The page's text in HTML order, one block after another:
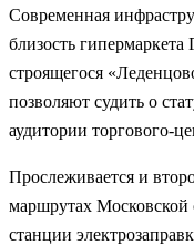
Современная
близость гипермаркета
строящегося
позволяют судить о
аудитории торгового-
Прослеживается и
маршрутах Московской
станции